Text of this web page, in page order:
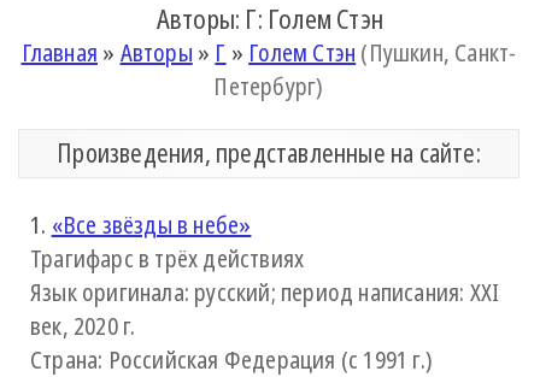
Авторы: Г: Голем Стэн
Главная » Авторы » Г » Голем Стэн (Пушкин, Санкт-
Петербург)
Произведения, представленные на сайте:
1. «Все звёзды в небе»
Трагифарс в трёх действиях
Язык оригинала: русский; период написания: XXI
век, 2020 г.
Страна: Российская Федерация (с 1991 г.)